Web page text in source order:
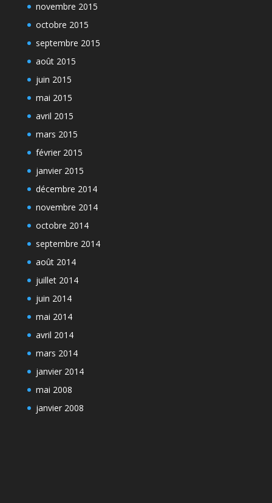
novembre 2015
octobre 2015
septembre 2015
août 2015
juin 2015
mai 2015
avril 2015
mars 2015
février 2015
janvier 2015
décembre 2014
novembre 2014
octobre 2014
septembre 2014
août 2014
juillet 2014
juin 2014
mai 2014
avril 2014
mars 2014
janvier 2014
mai 2008
janvier 2008